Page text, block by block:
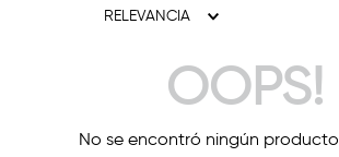
RELEVANCIA
OOPS!
No se encontró ningún producto
uñas